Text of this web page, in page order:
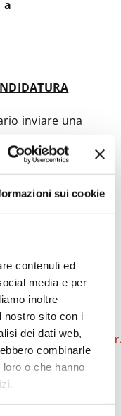
sui cookie
contenuti ed
media e per
inoltre
nostro sito con i
dei dati web,
combinarle
o che hanno
a
inviare una
devono
al